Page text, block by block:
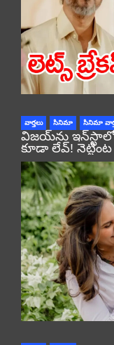
వార్తలు సినిమా సినిమా
విజయ్‌ను
కూడా లేవ్!